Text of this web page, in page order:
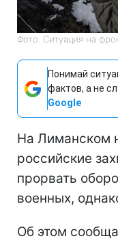
Фото: Ситуация на
Понимай
фактов, а не
Google
На Лиманском
российские
прорвать
военных,
Об этом